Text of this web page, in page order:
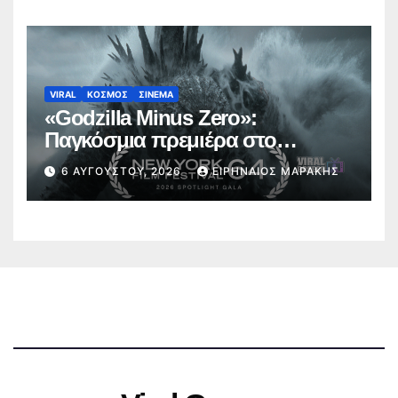
VIRAL ΚΟΣΜΟΣ ΣΙΝΕΜΑ
«Godzilla Minus Zero»:
Παγκόσμια πρεμιέρα στο
Φεστιβάλ Κινηματογράφου της
Νέας Υόρκης (trailer)
6 ΑΥΓΟΎΣΤΟΥ, 2026 ΕΙΡΗΝΑΊΟΣ ΜΑΡΆΚΗΣ